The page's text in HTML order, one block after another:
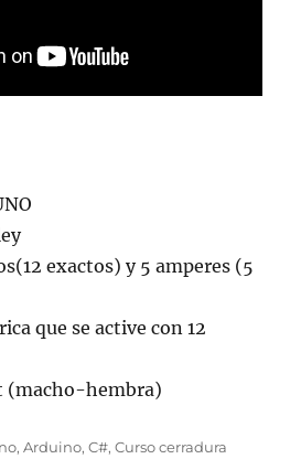
exactos) y 5 amperes (5
que se active con 12
(macho-hembra)
,Arduino,C#,Curso cerradura